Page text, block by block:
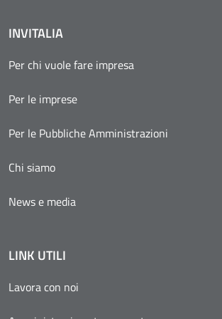
INVITALIA
Per chi vuole fare impresa
Per le imprese
Per le Pubbliche Amministrazioni
Chi siamo
News e media
LINK UTILI
Lavora con noi